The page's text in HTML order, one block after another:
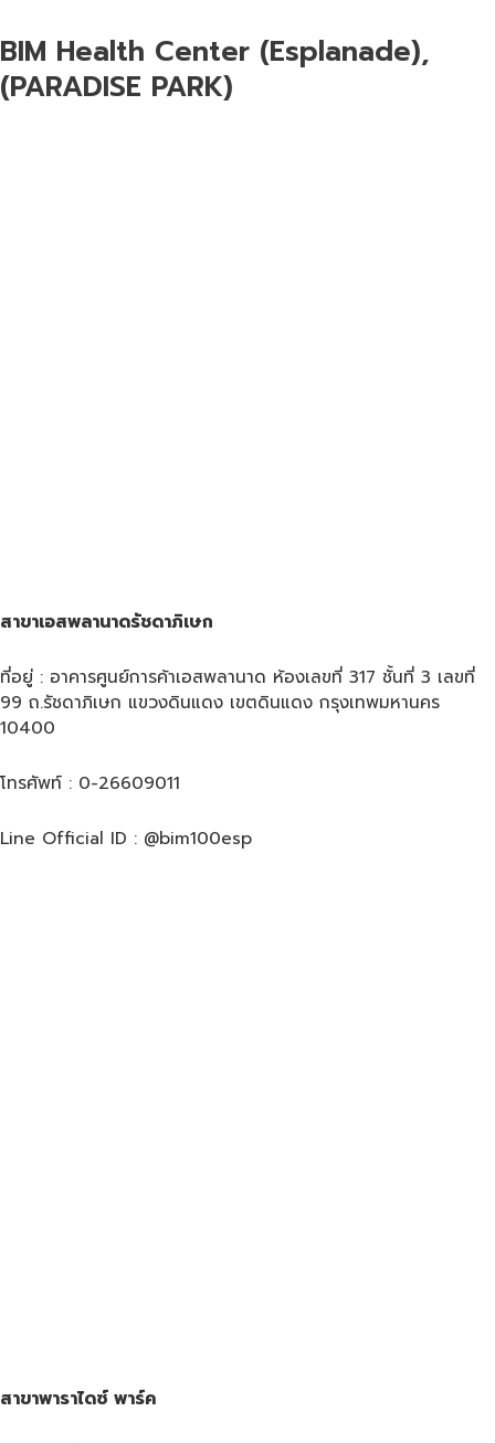
BIM Health Center (Esplanade),
(PARADISE PARK)
สาขาเอสพลานาดรัชดาภิเษก
ที่อยู่ : อาคารศูนย์การค้าเอสพลานาด ห้องเลขที่ 317 ชั้นที่ 3 เลขที่
99 ถ.รัชดาภิเษก แขวงดินแดง เขตดินแดง กรุงเทพมหานคร
10400
โทรศัพท์ : 0-26609011
Line Official ID : @bim100esp
สาขาพาราไดซ์ พาร์ค